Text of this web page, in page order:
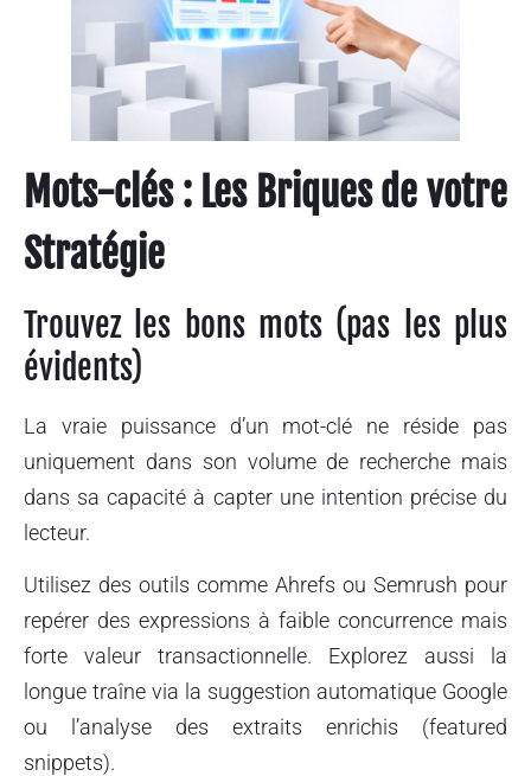
Mots-clés : Les Briques de votre
Stratégie
Trouvez les bons mots (pas les plus
évidents)
La vraie puissance d’un mot-clé ne réside pas
uniquement dans son volume de recherche mais
dans sa capacité à capter une intention précise du
lecteur.
Utilisez des outils comme Ahrefs ou Semrush pour
repérer des expressions à faible concurrence mais
forte valeur transactionnelle. Explorez aussi la
longue traîne via la suggestion automatique Google
ou l’analyse des extraits enrichis (featured
snippets).